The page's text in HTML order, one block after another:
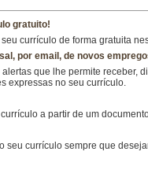
gratuito!
currículo de forma gratuita
por email, de novos
que lhe permite receber,
expressas no seu currículo.
a partir de um
seu currículo sempre que